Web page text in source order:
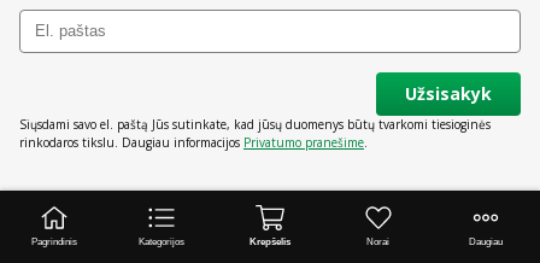
Užsisakyk
Siųsdami savo el. paštą Jūs sutinkate, kad jūsų duomenys būtų tvarkomi tiesioginės
rinkodaros tikslu. Daugiau informacijos Privatumo pranešime.
Pagrindinis Kategorijos Krepšelis Norai Daugiau